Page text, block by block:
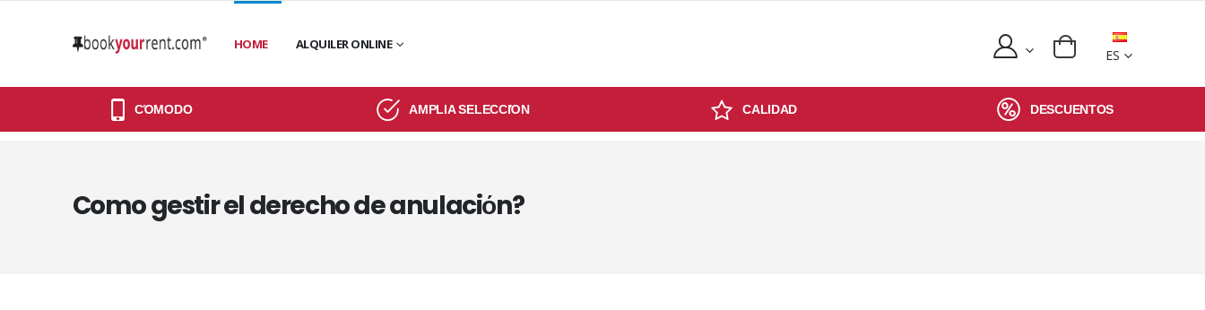
HOME ALQUILER ONLINE
ES
CΌMODO AMPLIA SELECCIΌN CALIDAD DESCUENTOS
Como gestir el derecho de anulaciόn?